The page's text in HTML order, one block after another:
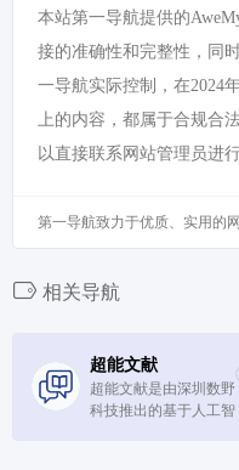
本站第一导航提供的
接的准确性和完整性，同
一导航实际控制，在2024
上的内容，都属于合规合
以直接联系网站管理员进
第一导航致力于优质、实用的
相关导航
超能文献
超能文献是由深圳数野
科技推出的基于人工智